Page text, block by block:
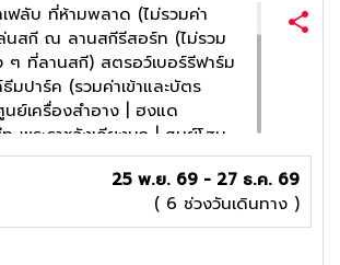
เฟลับ ที่ห้ามพลาด (ไม่รวมค่า
นสกี ณ ลานสกีรีสอร์ท (ไม่รวม
ๆ ที่ลานสกี) สตรอว์เบอร์รีฟาร์ม
มปาร์ค (รวมค่าเข้าและบัตร
นย์เครื่องสำอาง | ฮงแด
พระราชวังเคียงบก | ศูนย์โสม
DUTY FREE | ศูนย์รวมของ
ยงดง N SEOUL TOWER (ไม่
ละค่ะค่ากระเช้า) พิพิธภัณฑ์
ยนทำข้าวห่อสาหร่าย + ชุดฮันบก
25 พ.ย. 69 - 27 ธ.ค. 69
( 6 ช่วงวันเดินทาง )